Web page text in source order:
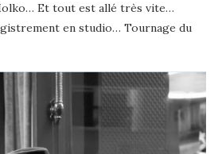
Et tout est allé très vite…
en studio… Tournage du